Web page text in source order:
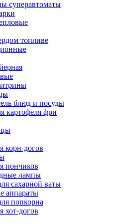
суперавтоматы
топливе
блюд и посуды
картофеля фри
корн-догов
пончиков
лампы
сахарной ваты
аппараты
попкорна
хот-догов